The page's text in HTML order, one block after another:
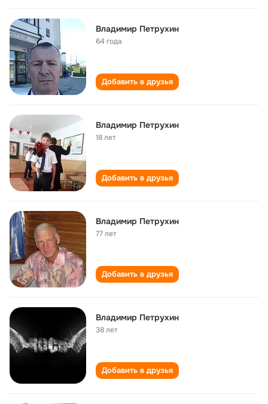
Владимир Петрухин
64 года
Добавить в друзья
Владимир Петрухин
18 лет
Добавить в друзья
Владимир Петрухин
77 лет
Добавить в друзья
Владимир Петрухин
38 лет
Добавить в друзья